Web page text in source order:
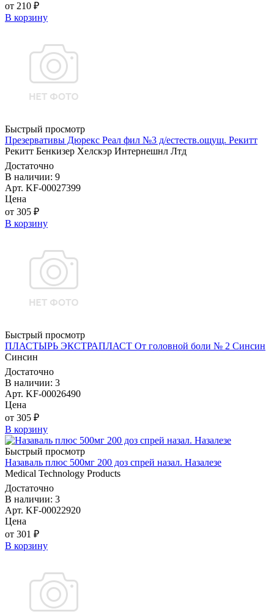
от 210 ₽
В корзину
Быстрый просмотр
Презервативы Дюрекс Реал фил №3 д/естеств.ощущ. Рекитт
Рекитт Бенкизер Хелскэр Интернешнл Лтд
Достаточно
В наличии: 9
Арт. KF-00027399
Цена
от 305 ₽
В корзину
Быстрый просмотр
ПЛАСТЫРЬ ЭКСТРАПЛАСТ От головной боли № 2 Синсин
Синсин
Достаточно
В наличии: 3
Арт. KF-00026490
Цена
от 305 ₽
В корзину
Быстрый просмотр
Назаваль плюс 500мг 200 доз спрей назал. Назалезе
Medical Technology Products
Достаточно
В наличии: 3
Арт. KF-00022920
Цена
от 301 ₽
В корзину